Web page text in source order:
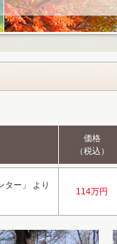
価格
（税込）
ター」 より
114万円